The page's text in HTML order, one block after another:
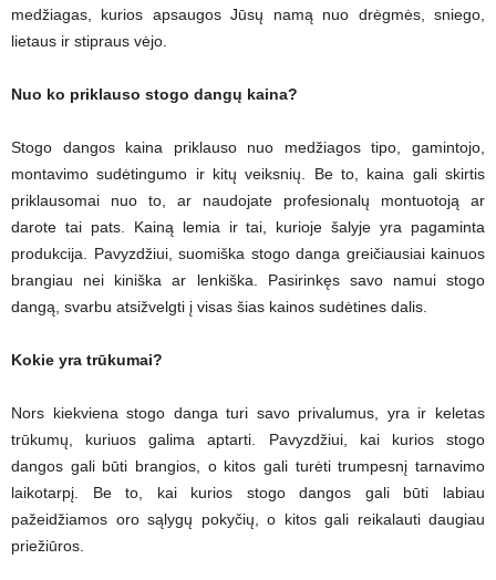
medžiagas, kurios apsaugos Jūsų namą nuo drėgmės, sniego,
lietaus ir stipraus vėjo.
Nuo ko priklauso stogo dangų kaina?
Stogo dangos kaina priklauso nuo medžiagos tipo, gamintojo,
montavimo sudėtingumo ir kitų veiksnių. Be to, kaina gali skirtis
priklausomai nuo to, ar naudojate profesionalų montuotoją ar
darote tai pats. Kainą lemia ir tai, kurioje šalyje yra pagaminta
produkcija. Pavyzdžiui, suomiška stogo danga greičiausiai kainuos
brangiau nei kiniška ar lenkiška. Pasirinkęs savo namui stogo
dangą, svarbu atsižvelgti į visas šias kainos sudėtines dalis.
Kokie yra trūkumai?
Nors kiekviena stogo danga turi savo privalumus, yra ir keletas
trūkumų, kuriuos galima aptarti. Pavyzdžiui, kai kurios stogo
dangos gali būti brangios, o kitos gali turėti trumpesnį tarnavimo
laikotarpį. Be to, kai kurios stogo dangos gali būti labiau
pažeidžiamos oro sąlygų pokyčių, o kitos gali reikalauti daugiau
priežiūros.